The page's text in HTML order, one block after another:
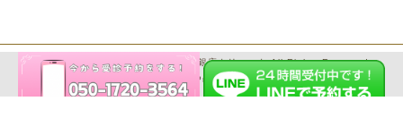
Copyright© 2026 にしやま由美東京銀座クリニック All Rights Reserved.
Powered by WordPress & SeitaiMeijin